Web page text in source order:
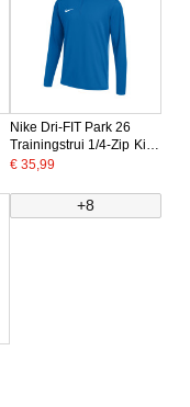
Nike Dri-FIT Park 26
Trainingstrui 1/4-Zip Kids
Blauw Wit
€ 35,99
+8